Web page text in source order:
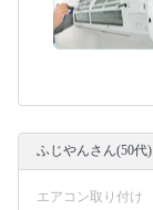
ふじやんさん(50代)
エアコン取り付け